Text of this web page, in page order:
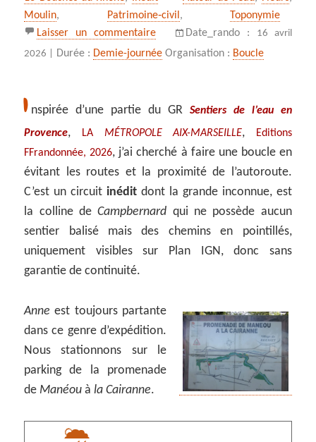
clés
Moulin, Patrimoine‑civil, Toponymie
Laisser un commentairesur Rousset, de la colline de
Date_rando :
16 avril
2026 |
Durée : Demie-journée Organisation : Boucle
I nspirée d’une partie du GR
Sentiers de l’eau en
Provence, LA MÉTROPOLE AIX-MARSEILLE,
Editions
FFrandonnée, 2026, j’ai cherché à faire une boucle en
évitant les routes et la proximité de l’autoroute.
C’est un circuit inédit dont la grande inconnue, est
la colline deCampbernard qui ne possède aucun
sentier balisé mais des chemins en pointillés,
uniquement visibles sur Plan IGN, donc sans
garantie de continuité.
Anne est toujours partante
dans ce genre d’expédition.
Nous stationnons sur le
parking de la promenade
de Manéou àla Cairanne.